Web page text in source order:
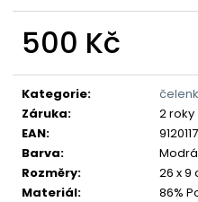
500 Kč
cena:
Kategorie:
Záruka:
2 roky
EAN:
Barva:
Modrá
Rozměry:
26 x 9
Materiál: 86%